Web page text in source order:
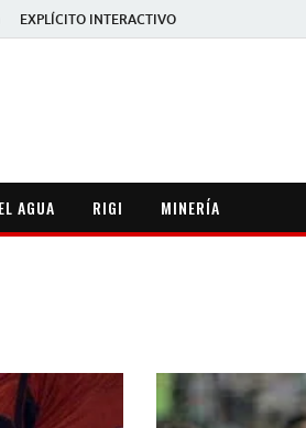
EXPLÍCITO INTERACTIVO
AGUA RIGI MINERÍA